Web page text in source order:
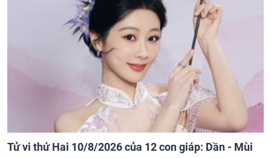
Tử vi thứ Hai 10/8/2026 của 12 con giáp: Dần - Mùi